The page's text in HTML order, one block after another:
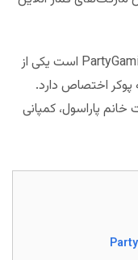
PartyPoker که یکی از زیرمجموعه‌های PartyGaming است یکی از
پوکر اختصاص دارد.
پاراسول، کمپانی